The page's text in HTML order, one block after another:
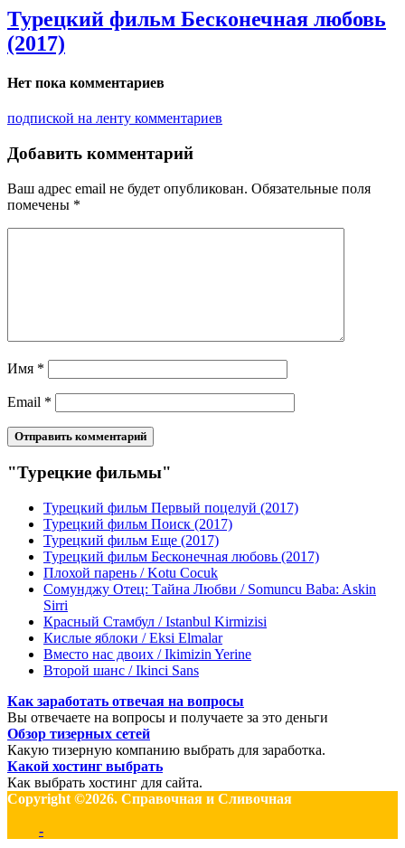
Турецкий фильм Бесконечная любовь
(2017)
Нет пока комментариев
подпиской на ленту комментариев
Добавить комментарий
Ваш адрес email не будет опубликован. Обязательные поля
помечены *
Имя *
Email *
"Турецкие фильмы"
Турецкий фильм Первый поцелуй (2017)
Турецкий фильм Поиск (2017)
Турецкий фильм Еще (2017)
Турецкий фильм Бесконечная любовь (2017)
Плохой парень / Kotu Cocuk
Сомунджу Отец: Тайна Любви / Somuncu Baba: Askin
Sirri
Красный Стамбул / Istanbul Kirmizisi
Кислые яблоки / Eksi Elmalar
Вместо нас двоих / Ikimizin Yerine
Второй шанс / Ikinci Sans
Как заработать отвечая на вопросы
Вы отвечаете на вопросы и получаете за это деньги
Обзор тизерных сетей
Какую тизерную компанию выбрать для заработка.
Какой хостинг выбрать
Как выбрать хостинг для сайта.
Copyright ©2026. Справочная и Сливочная
-